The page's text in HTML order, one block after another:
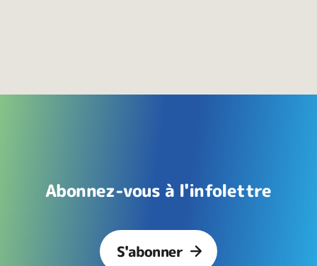
Abonnez-vous à l'infolettre
S'abonner